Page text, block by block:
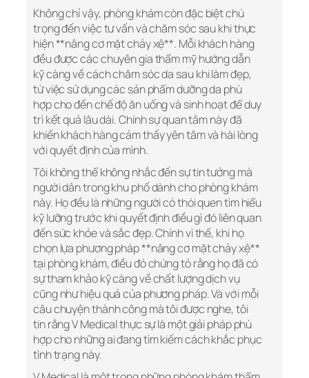
Không chỉ vậy, phòng khám còn đặc biệt chú
trọng đến việc tư vấn và chăm sóc sau khi thực
hiện **nâng cơ mặt chảy xệ**. Mỗi khách hàng
đều được các chuyên gia thẩm mỹ hướng dẫn
kỹ càng về cách chăm sóc da sau khi làm đẹp,
từ việc sử dụng các sản phẩm dưỡng da phù
hợp cho đến chế độ ăn uống và sinh hoạt để duy
trì kết quả lâu dài. Chính sự quan tâm này đã
khiến khách hàng cảm thấy yên tâm và hài lòng
với quyết định của mình.
Tôi không thể không nhắc đến sự tin tưởng mà
người dân trong khu phố dành cho phòng khám
này. Họ đều là những người có thói quen tìm hiểu
kỹ lưỡng trước khi quyết định điều gì đó liên quan
đến sức khỏe và sắc đẹp. Chính vì thế, khi họ
chọn lựa phương pháp **nâng cơ mặt chảy xệ**
tại phòng khám, điều đó chứng tỏ rằng họ đã có
sự tham khảo kỹ càng về chất lượng dịch vụ
cũng như hiệu quả của phương pháp. Và với mỗi
câu chuyện thành công mà tôi được nghe, tôi
tin rằng V Medical thực sự là một giải pháp phù
hợp cho những ai đang tìm kiếm cách khắc phục
tình trạng này.